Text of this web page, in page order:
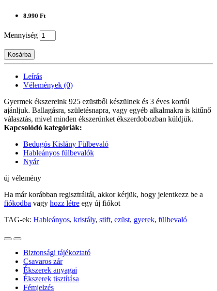
8.990 Ft
Mennyiség
Kosárba
Leírás
Vélemények (0)
Gyermek ékszereink 925 ezüstből készülnek és 3 éves kortól
ajánljuk. Ballagásra, születésnapra, vagy egyéb alkalmakra is kitűnő
választás, mivel minden ékszerünket ékszerdobozban küldjük.
Kapcsolódó kategóriák:
Bedugós Kislány Fülbevaló
Hableányos fülbevalók
Nyár
új vélemény
Ha már korábban regisztráltál, akkor kérjük, hogy jelentkezz be a
fiókodba vagy hozz létre egy új fiókot
TAG-ek: Hableányos, kristály, stift, ezüst, gyerek, fülbevaló
Biztonsági tájékoztató
Csavaros zár
Ékszerek anyagai
Ékszerek tisztítása
Fémjelzés